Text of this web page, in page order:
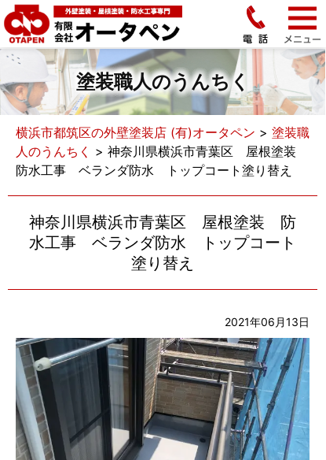
塗装職人のうんちく
横浜市都筑区の外壁塗装店 (有)オータペン > 塗装職
人のうんちく > 神奈川県横浜市青葉区 屋根塗装
防水工事 ベランダ防水 トップコート塗り替え
神奈川県横浜市青葉区 屋根塗装 防
水工事 ベランダ防水 トップコート
塗り替え
2021年06月13日